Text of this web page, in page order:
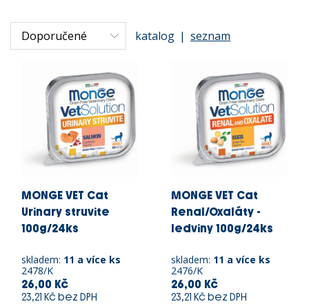
katalog | seznam
MONGE VET Cat
Urinary struvite
100g/24ks
skladem: 11 a více ks
2478/K
26,00 Kč
23,21 Kč bez DPH
MONGE VET Cat
Renal/Oxaláty -
ledviny 100g/24ks
skladem: 11 a více ks
2476/K
26,00 Kč
23,21 Kč bez DPH